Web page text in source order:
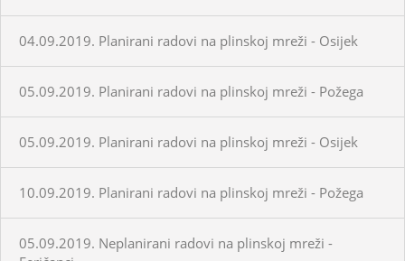
04.09.2019. Planirani radovi na plinskoj mreži - Osijek
05.09.2019. Planirani radovi na plinskoj mreži - Požega
05.09.2019. Planirani radovi na plinskoj mreži - Osijek
10.09.2019. Planirani radovi na plinskoj mreži - Požega
05.09.2019. Neplanirani radovi na plinskoj mreži -